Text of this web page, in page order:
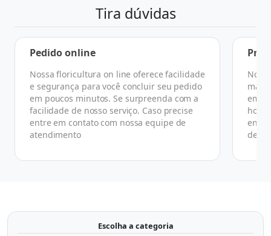
Tira dúvidas
Pedido online
Nossa floricultura on line oferece facilidade
e segurança para você concluir seu pedido
em poucos minutos. Se surpreenda com a
facilidade de nosso serviço. Caso precise
entre em contato com nossa equipe de
atendimento
No
em
de
Escolha a categoria